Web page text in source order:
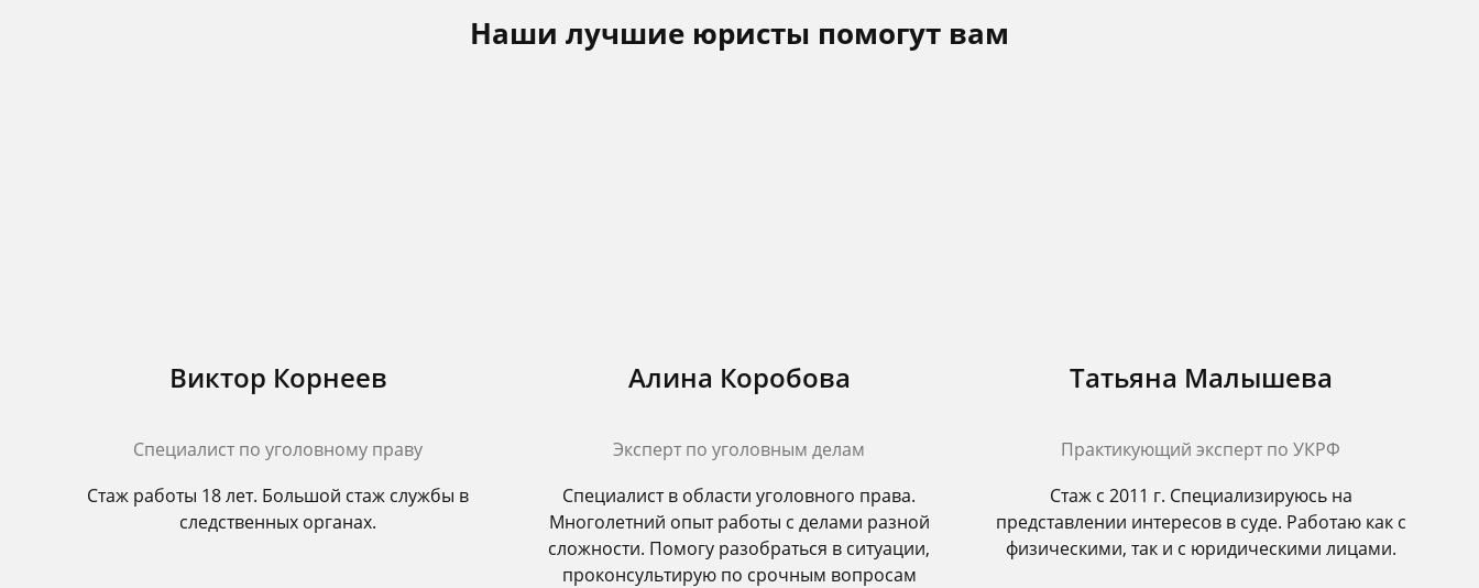
Наши лучшие юристы помогут вам
Виктор Корнеев
Cпециалист по уголовному праву
Стаж работы 18 лет. Большой стаж службы в
следственных органах.
Алина Коробова
Эксперт по уголовным делам
Специалист в области уголовного права.
Многолетний опыт работы с делами разной
сложности. Помогу разобраться в ситуации,
проконсультирую по срочным вопросам
Татьяна Малышева
Практикующий эксперт по УКРФ
Стаж с 2011 г. Специализируюсь на
представлении интересов в суде. Работаю как с
физическими, так и с юридическими лицами.